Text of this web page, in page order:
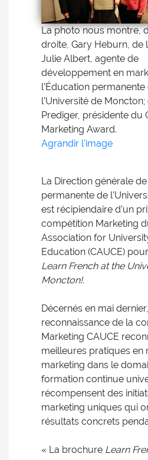
La photo nous montre,
droite, Gary Heburn, de
Julie Albert, agente de
développement en
l’Éducation permanente
l’Université de
Prediger, présidente du
Marketing Award.
Agrandir l'image
La Direction générale
permanente de
est récipiendaire d’un
compétition Marketing
Association for
Education (CAUCE)
Learn French at the
Moncton!.
Décernés en mai
reconnaissance de la
Marketing CAUCE
meilleures pratiques en
marketing dans le
formation continue
récompensent des
marketing uniques qui
résultats concrets
« La brochure Learn